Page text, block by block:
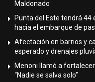
Maldonado
Punta del Este tendrá
hacia el embarque de
Afectación en barrios y
esperado y drenajes
Menoni llamó a
“Nadie se salva solo”